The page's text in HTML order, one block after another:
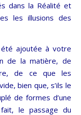
dans la Réalité et
les illusions des
été ajoutée à votre
de la matière, de
de ce que les
bien que, s’ils le
de formes d’une
le passage du